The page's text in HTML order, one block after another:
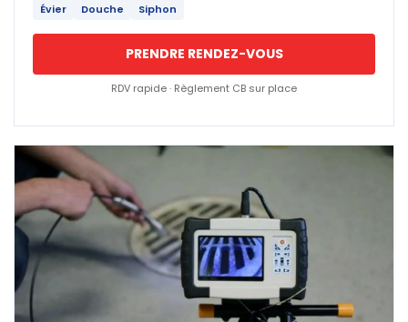
Évier Douche Siphon
PRENDRE RENDEZ-VOUS
RDV rapide · Règlement CB sur place